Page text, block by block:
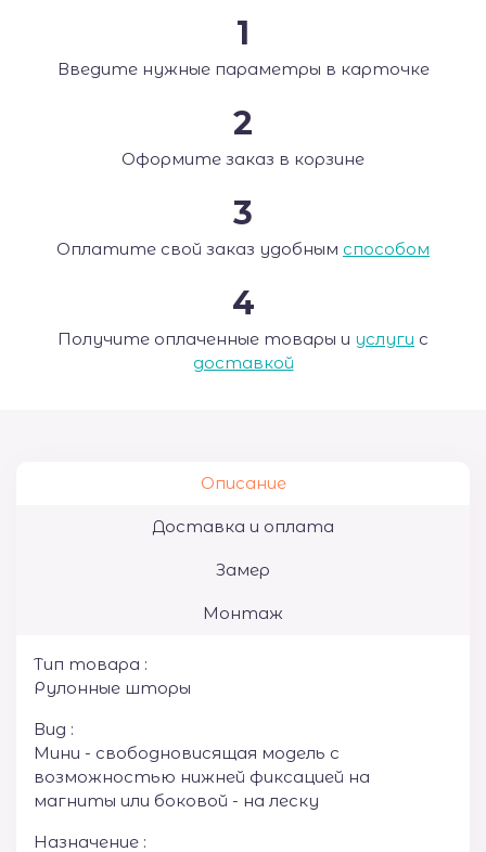
1
Введите нужные параметры в карточке
2
Оформите заказ в корзине
3
Оплатите свой заказ удобным способом
4
Получите оплаченные товары и услуги с
доставкой
Описание
Доставка и оплата
Замер
Монтаж
Тип товара :
Рулонные шторы
Вид :
Мини - свободновисящая модель с
возможностью нижней фиксацией на
магниты или боковой - на леску
Назначение :